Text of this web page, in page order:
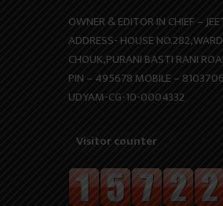
OWNER & EDITOR IN CHIEF –
ADDRESS- HOUSE
CHOUK,PURANI BASTI RANI
PIN – 495678 MOBILE –
UDYAM-CG-10-0004332
Visitor counter